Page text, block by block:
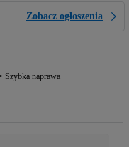
Zobacz ogłoszenia
Szybka naprawa